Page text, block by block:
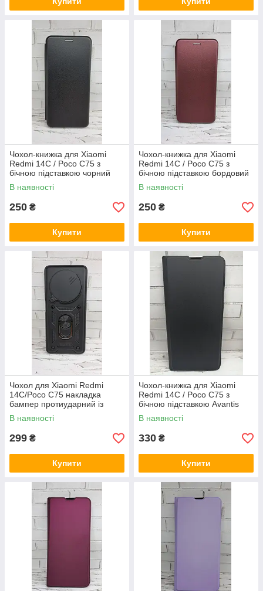
Чохол-книжка для Xiaomi
Redmi 14C / Poco C75 з
бічною підставкою чорний
В наявності
250 ₴
Купити
Чохол-книжка для Xiaomi
Redmi 14C / Poco C75 з
бічною підставкою бордовий
В наявності
250 ₴
Купити
Чохол для Xiaomi Redmi
14C/Poco C75 накладка
бампер протиударний із
підставкою чорний
В наявності
299 ₴
Купити
Чохол-книжка для Xiaomi
Redmi 14C / Poco C75 з
бічною підставкою Avantis
чорний
В наявності
330 ₴
Купити